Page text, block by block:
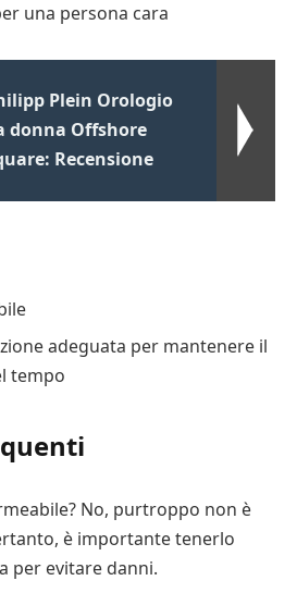
una persona cara
Plein Orologio
donna Offshore
Recensione
adeguata per mantenere il
tempo
No, purtroppo non è
è importante tenerlo
per evitare danni.